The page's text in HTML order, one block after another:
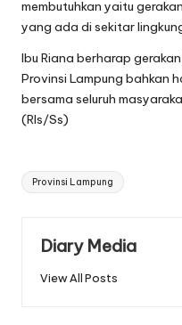
membutuhkan yaitu
yang ada di sekitar
Ibu Riana berharap
Provinsi Lampung bahkan
bersama seluruh
(Rls/Ss)
Tags:
Provinsi Lampung
Diary Media
View All Posts